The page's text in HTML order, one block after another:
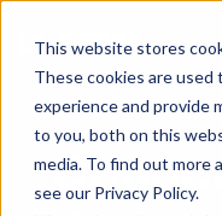
This website stores
These cookies are
experience and provide
to you, both on this
media. To find out more
see our Privacy Policy.